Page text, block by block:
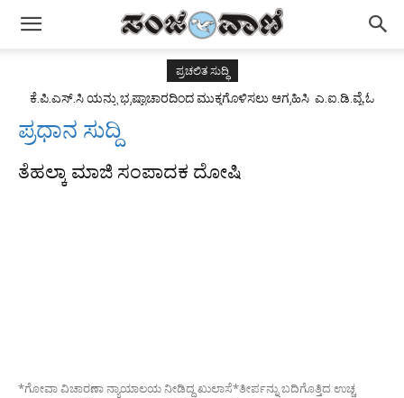
ಪ್ರಚಲಿತ ಸುದ್ಧಿ
ಕೆ.ಪಿ.ಎಸ್.ಸಿ ಯನ್ನು ಭ್ರಷ್ಟಾಚಾರದಿಂದ ಮುಕ್ತಗೊಳಿಸಲು ಆಗ್ರಹಿಸಿ ಎ.ಐ.ಡಿ.ವೈ.ಓ
ಪ್ರಧಾನ ಸುದ್ದಿ
ತೆಹಲ್ಕಾ ಮಾಜಿ ಸಂಪಾದಕ ದೋಷಿ
*ಗೋವಾ ವಿಚಾರಣಾ ನ್ಯಾಯಾಲಯ ನೀಡಿದ್ದ ಖುಲಾಸೆ*ತೀರ್ಪನ್ನು ಬದಿಗೊತ್ತಿದ ಉಚ್ಚ